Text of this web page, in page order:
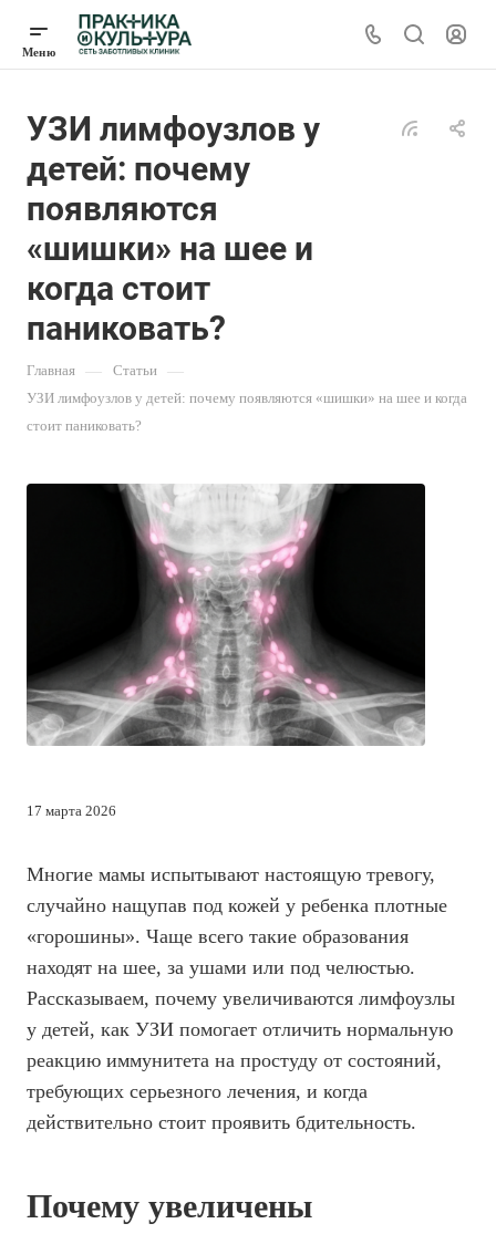
УЗИ лимфоузлов у
детей: почему
появляются
«шишки» на шее и
когда стоит
паниковать?
Главная — Статьи —
УЗИ лимфоузлов у детей: почему появляются «шишки» на шее и когда
стоит паниковать?
17 марта 2026
Многие мамы испытывают настоящую тревогу,
случайно нащупав под кожей у ребенка плотные
«горошины». Чаще всего такие образования
находят на шее, за ушами или под челюстью.
Рассказываем, почему увеличиваются лимфоузлы
у детей, как УЗИ помогает отличить нормальную
реакцию иммунитета на простуду от состояний,
требующих серьезного лечения, и когда
действительно стоит проявить бдительность.
Почему увеличены